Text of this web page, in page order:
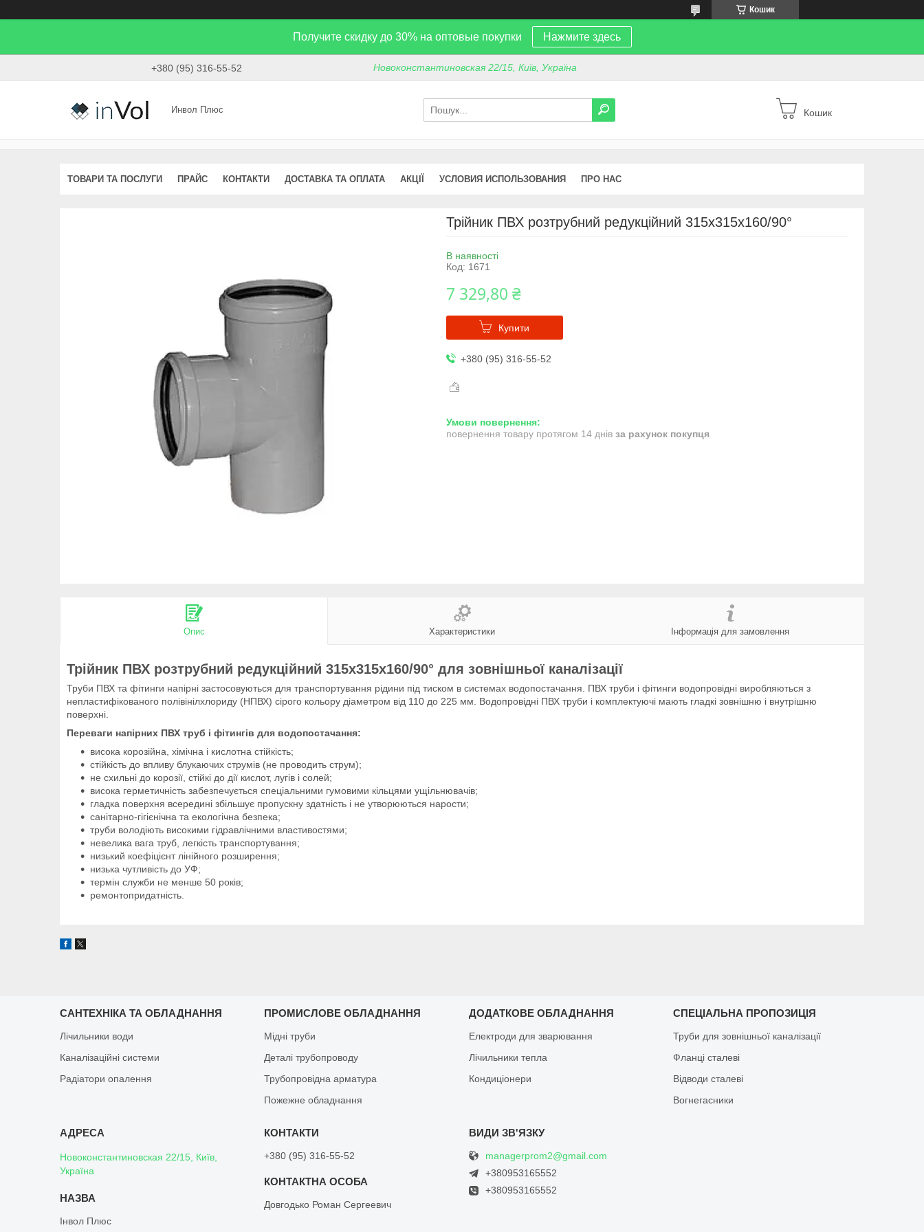
Кошик
Получите скидку до 30% на оптовые покупки Нажмите здесь
+380 (95) 316-55-52 Новоконстантиновская 22/15, Київ, Україна
Инвол Плюс Кошик
ТОВАРИ ТА ПОСЛУГИ ПРАЙС КОНТАКТИ ДОСТАВКА ТА ОПЛАТА АКЦІЇ УСЛОВИЯ ИСПОЛЬЗОВАНИЯ ПРО НАС
Трійник ПВХ розтрубний редукційний 315х315х160/90°
В наявності
Код: 1671
7 329,80 ₴
Купити
+380 (95) 316-55-52
повернення товару протягом 14 днів за рахунок покупця
Опис Характеристики Інформація для замовлення
Трійник ПВХ розтрубний редукційний 315х315х160/90° для зовнішньої каналізації
Труби ПВХ та фітинги напірні застосовуються для транспортування рідини під тиском в системах водопостачання. ПВХ труби і фітинги водопровідні виробляються з
непластифікованого полівінілхлориду (НПВХ) сірого кольору діаметром від 110 до 225 мм. Водопровідні ПВХ труби і комплектуючі мають гладкі зовнішню і внутрішню
поверхні.
Переваги напірних ПВХ труб і фітингів для водопостачання:
висока корозійна, хімічна і кислотна стійкість;
стійкість до впливу блукаючих струмів (не проводить струм);
не схильні до корозії, стійкі до дії кислот, лугів і солей;
висока герметичність забезпечується спеціальними гумовими кільцями ущільнювачів;
гладка поверхня всередині збільшує пропускну здатність і не утворюються нарости;
санітарно-гігієнічна та екологічна безпека;
труби володіють високими гідравлічними властивостями;
невелика вага труб, легкість транспортування;
низький коефіцієнт лінійного розширення;
низька чутливість до УФ;
термін служби не менше 50 років;
ремонтопридатність.
САНТЕХНІКА ТА ОБЛАДНАННЯ
Лічильники води
Каналізаційні системи
Радіатори опалення
ПРОМИСЛОВЕ ОБЛАДНАННЯ
Мідні труби
Деталі трубопроводу
Трубопровідна арматура
Пожежне обладнання
ДОДАТКОВЕ ОБЛАДНАННЯ
Електроди для зварювання
Лічильники тепла
Кондиціонери
СПЕЦІАЛЬНА ПРОПОЗИЦІЯ
Труби для зовнішньої каналізації
Фланці сталеві
Відводи сталеві
Вогнегасники
Новоконстантиновская 22/15, Київ,
Україна
Інвол Плюс
+380 (95) 316-55-52
Довгодько Роман Сергеевич
managerprom2@gmail.com
+380953165552
+380953165552